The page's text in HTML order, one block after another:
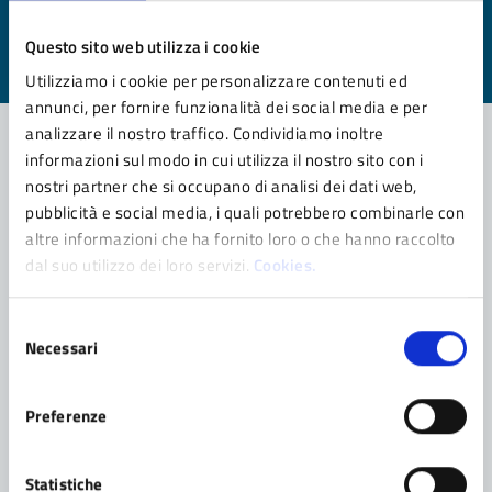
Questo sito web utilizza i cookie
Utilizziamo i cookie per personalizzare contenuti ed
annunci, per fornire funzionalità dei social media e per
analizzare il nostro traffico. Condividiamo inoltre
informazioni sul modo in cui utilizza il nostro sito con i
nostri partner che si occupano di analisi dei dati web,
pubblicità e social media, i quali potrebbero combinarle con
altre informazioni che ha fornito loro o che hanno raccolto
dal suo utilizzo dei loro servizi. Cookies.
delNecessari
Preferenze
Statistiche
Valuta da 1 a 5 stelle la pagina
Valuta 5 stelle su 5
Valuta 4 stelle su 5
Valuta 3 stelle su 5
Valuta 2 stelle su 5
Valuta 1 stelle su 5
Contatta il comune
Leggi le domande frequenti
Segnala disservizio